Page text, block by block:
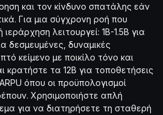
και τον κίνδυνο σπατάλης εάν
Για μια σύγχρονη ροή που
λειτουργεί: 1B-1.5B για
δεσμευμένες, δυναμικές
κείμενο με ποικίλο τόνο και
κρατήστε τα 12B για τοποθετήσεις
όπου οι προϋπολογισμοί
Χρησιμοποιήστε απλή
για να διατηρήσετε τη σταθερή